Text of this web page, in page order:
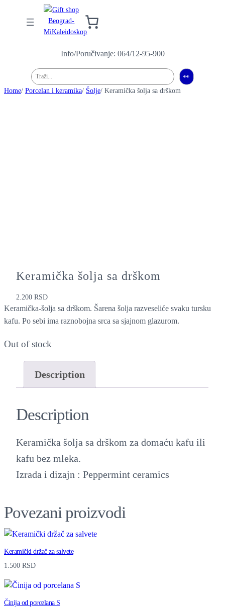
Info/Poručivanje: 064/12-95-900
Pretraga 👀
Home/ Porcelan i keramika/ Šolje/ Keramička šolja sa drškom
Keramička šolja sa drškom
2.200RSD
Keramička-šolja sa drškom. Šarena šolja razveseliće svaku tursku
kafu. Po sebi ima raznobojna srca sa sjajnom glazurom.
Out of stock
Description
Description
Keramička šolja sa drškom za domaću kafu ili
kafu bez mleka.
Izrada i dizajn : Peppermint ceramics
Povezani proizvodi
Keramički držač za salvete
1.500 RSD
Činija od porcelana S